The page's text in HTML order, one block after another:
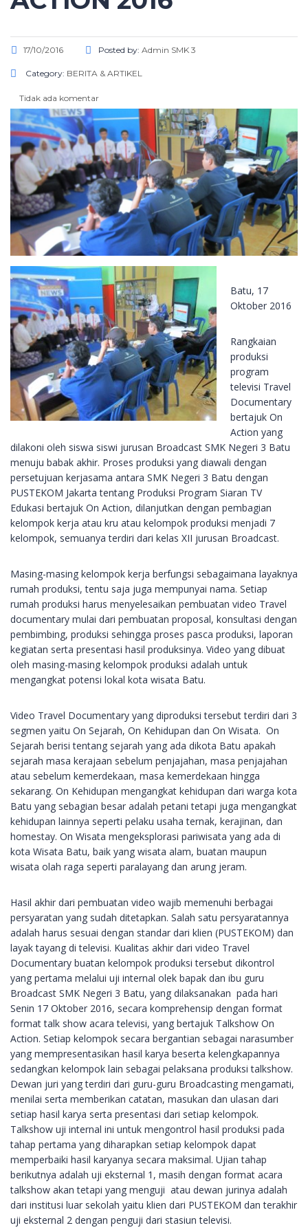
17/10/2016 Posted by: Admin SMK 3
Category: BERITA & ARTIKEL
Tidak ada komentar
Batu, 17
Oktober 2016
Rangkaian
produksi
program
televisi Travel
Documentary
bertajuk On
Action yang
dilakoni oleh siswa siswi jurusan Broadcast SMK Negeri 3 Batu
menuju babak akhir. Proses produksi yang diawali dengan
persetujuan kerjasama antara SMK Negeri 3 Batu dengan
PUSTEKOM Jakarta tentang Produksi Program Siaran TV
Edukasi bertajuk On Action, dilanjutkan dengan pembagian
kelompok kerja atau kru atau kelompok produksi menjadi 7
kelompok, semuanya terdiri dari kelas XII jurusan Broadcast.
Masing-masing kelompok kerja berfungsi sebagaimana layaknya
rumah produksi, tentu saja juga mempunyai nama. Setiap
rumah produksi harus menyelesaikan pembuatan video Travel
documentary mulai dari pembuatan proposal, konsultasi dengan
pembimbing, produksi sehingga proses pasca produksi, laporan
kegiatan serta presentasi hasil produksinya. Video yang dibuat
oleh masing-masing kelompok produksi adalah untuk
mengangkat potensi lokal kota wisata Batu.
Video Travel Documentary yang diproduksi tersebut terdiri dari 3
segmen yaitu On Sejarah, On Kehidupan dan On Wisata. On
Sejarah berisi tentang sejarah yang ada dikota Batu apakah
sejarah masa kerajaan sebelum penjajahan, masa penjajahan
atau sebelum kemerdekaan, masa kemerdekaan hingga
sekarang. On Kehidupan mengangkat kehidupan dari warga kota
Batu yang sebagian besar adalah petani tetapi juga mengangkat
kehidupan lainnya seperti pelaku usaha ternak, kerajinan, dan
homestay. On Wisata mengeksplorasi pariwisata yang ada di
kota Wisata Batu, baik yang wisata alam, buatan maupun
wisata olah raga seperti paralayang dan arung jeram.
Hasil akhir dari pembuatan video wajib memenuhi berbagai
persyaratan yang sudah ditetapkan. Salah satu persyaratannya
adalah harus sesuai dengan standar dari klien (PUSTEKOM) dan
layak tayang di televisi. Kualitas akhir dari video Travel
Documentary buatan kelompok produksi tersebut dikontrol
yang pertama melalui uji internal olek bapak dan ibu guru
Broadcast SMK Negeri 3 Batu, yang dilaksanakan pada hari
Senin 17 Oktober 2016, secara komprehensip dengan format
format talk show acara televisi, yang bertajuk Talkshow On
Action. Setiap kelompok secara bergantian sebagai narasumber
yang mempresentasikan hasil karya beserta kelengkapannya
sedangkan kelompok lain sebagai pelaksana produksi talkshow.
Dewan juri yang terdiri dari guru-guru Broadcasting mengamati,
menilai serta memberikan catatan, masukan dan ulasan dari
setiap hasil karya serta presentasi dari setiap kelompok.
Talkshow uji internal ini untuk mengontrol hasil produksi pada
tahap pertama yang diharapkan setiap kelompok dapat
memperbaiki hasil karyanya secara maksimal. Ujian tahap
berikutnya adalah uji eksternal 1, masih dengan format acara
talkshow akan tetapi yang menguji atau dewan jurinya adalah
dari institusi luar sekolah yaitu klien dari PUSTEKOM dan terakhir
uji eksternal 2 dengan penguji dari stasiun televisi.